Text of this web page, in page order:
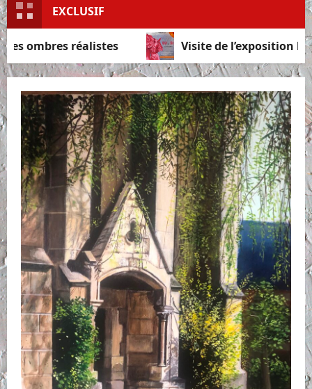
EXCLUSIF
Visite de l’exposition la Palette du val